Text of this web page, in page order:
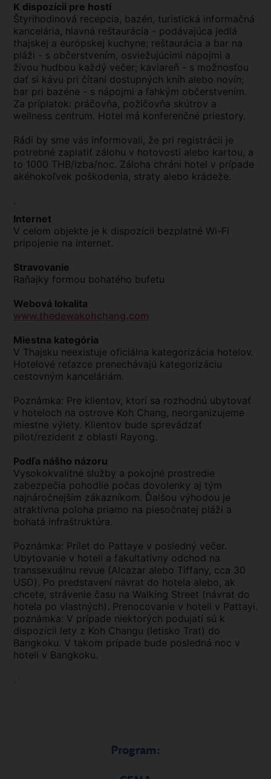
K dispozícii pre hostí
Štyrihodinová recepcia, bazén, turistická informačná
kancelária, hlavná reštaurácia - podávajúca jedlá
thajskej a európskej kuchyne; reštaurácia a bar na
pláži - s občerstvením, osviežujúcimi nápojmi a
živou hudbou každý večer; kaviareň - s možnosťou
dať si kávu pri čítaní dostupných kníh alebo novín;
bar pri bazéne - s nápojmi a ľahkým občerstvením.
Za príplatok: práčovňa, požičovňa skútrov a
wellness centrum. Hotel má konferenčné priestory.
Rádi by sme vás informovali, že pri registrácii je
potrebné zaplatiť zálohu v hotovosti alebo kartou, a
to 1000 THB/izba/noc. Záloha chráni hotel v prípade
akéhokoľvek poškodenia, straty alebo krádeže.
.
Internet
V celom objekte je k dispozícii bezplatné Wi-Fi
pripojenie na internet.
Stravovanie
Raňajky formou bohatého bufetu
Webová lokalita
www.thedewakohchang.com
Miestna kategória
V Thajsku neexistuje oficiálna kategorizácia hotelov.
Hotelové reťazce prenechávajú kategorizáciu
cestovným kanceláriám.
Poznámka: Pre klientov, ktorí sa rozhodnú ubytovať
v hoteloch na ostrove Koh Chang, neorganizujeme
miestne výlety. Klientov bude sprevádzať
pilot/rezident z oblasti Rayong.
Podľa nášho názoru
Vysokokvalitné služby a pokojné prostredie
zabezpečia pohodlie počas dovolenky aj tým
najnáročnejším zákazníkom. Ďalšou výhodou je
atraktívna poloha priamo na piesočnatej pláži a
bohatá infraštruktúra.
Poznámka: Prílet do Pattaye v posledný večer.
Ubytovanie v hoteli a fakultatívny odchod na
transsexuálnu revue (Alcazar alebo Tiffany, cca 30
USD). Po predstavení návrat do hotela alebo, ak
chcete, strávenie času na Walking Street (návrat do
hotela po vlastných). Prenocovanie v hoteli v Pattayi.
poznámka: V prípade niektorých podujatí sú k
dispozícii lety z Koh Changu (letisko Trat) do
Bangkoku. V takom prípade bude posledná noc v
hoteli v Bangkoku.
.
Program: